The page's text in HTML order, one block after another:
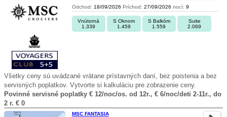
Odchod: 18/09/2026 Príchod: 27/09/2026 nocí: 9
Vnútorná
1.339
S Oknom
1.459
S Balkóm
1.559
Suite
2.069
Všetky ceny sú uvádzané vrátane prístavných daní, bez poistenia a bez
servisných poplatkov. Vytvorte si kalkuláciu pre zobrazenie ceny.
Povinné servisné poplatky € 12/noc/os. od 12r., € 6/noc/deti 2-11r., do
2 r. € 0
MSC FANTASIA